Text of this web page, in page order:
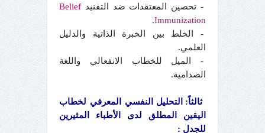
- تحصين المعتقدات ضد التفنيد Belief
Immunization
.
- الخلط بين الخبرة الذاتية والدليل
العلمي.
- الميل للخطاب الانفعالي واللغة
الصدامية.
ثالثاً: التحليل النفسي المعرفي لخطاب
اليقين المطلق لدى الأطباء المثيرين
للجدل :